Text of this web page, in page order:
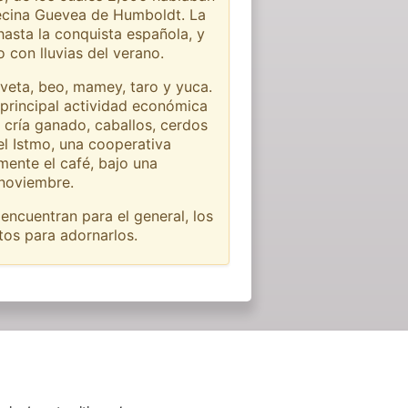
Guevea de Humboldt. La
la conquista española, y
con lluvias del verano.
beo, mamey, taro y yuca.
actividad económica
ganado, caballos, cerdos
Istmo, una cooperativa
el café, bajo una
para el general, los
para adornarlos.